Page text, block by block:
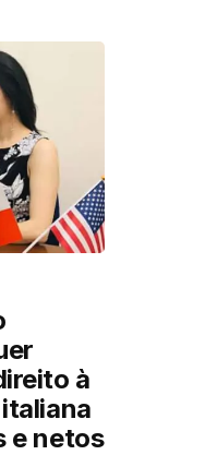
à
e netos